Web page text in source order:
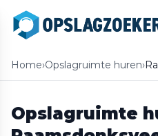
Home›Opslagruimte huren›
Opslagruimte